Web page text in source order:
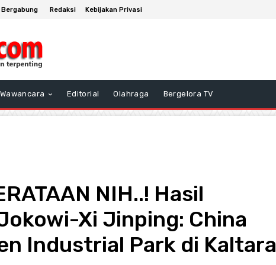
Redaksi Kebijakan Privasi
Editorial Olahraga Bergelora TV
NIH..! Hasil
Xi Jinping: China
Industrial Park di Kaltara